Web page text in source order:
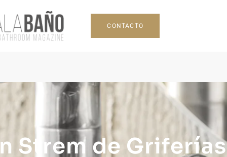
CONTACTO
Strem de Griferías